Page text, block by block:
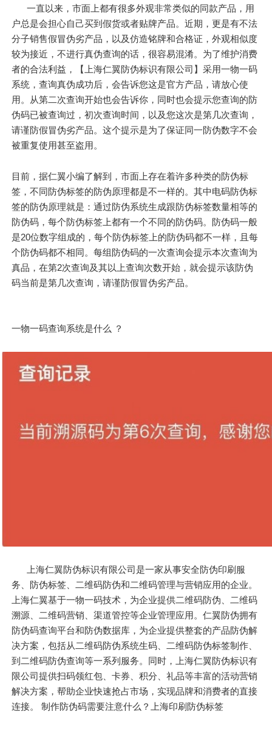
一直以来，市面上都有很多外观非常类似的同款产品，用
户总是会担心自己买到假货或者贴牌产品。近期，更是有不法
分子销售假冒伪劣产品，以及仿造铭牌和合格证，外观相似度
较为接近，不进行真伪查询的话，很容易混淆。为了维护消费
者的合法利益，【上海仁翼防伪标识有限公司】采用一物一码
系统，查询真伪成功后，会告诉您这是官方产品，请放心使
用。从第二次查询开始也会告诉你，同时也会提示您查询的防
伪码已被查询过，初次查询时间，以及您这次是第几次查询，
请谨防假冒伪劣产品。这个提示是为了保证同一防伪数字不会
被重复使用甚至盗用。
目前，据仁翼小编了解到，市面上存在着许多种类的防伪标
签，不同防伪标签的防伪原理都是不一样的。其中电码防伪标
签的防伪原理就是：通过防伪系统生成跟防伪标签数量相等的
防伪码，每个防伪标签上都有一个不同的防伪码。防伪码一般
是20位数字组成的，每个防伪标签上的防伪码都不一样，且每
个防伪码都不相同。每组防伪码的一次查询会提示本次查询为
真品，在第2次查询及其以上查询次数开始，就会提示该防伪
码当前是第几次查询，请谨防假冒伪劣产品。
一物一码查询系统是什么 ？
上海仁翼防伪标识有限公司是一家从事安全防伪印刷服
务、防伪标签、二维码防伪和二维码管理与营销应用的企业。
上海仁翼基于一物一码技术，为企业提供二维码防伪、二维码
溯源、二维码营销、渠道管控等企业管理应用。仁翼防伪拥有
防伪码查询平台和防伪数据库，为企业提供整套的产品防伪解
决方案，包括从二维码防伪系统生码、二维码防伪标签制作、
到二维码防伪查询等一系列服务。同时，上海仁翼防伪标识有
限公司提供扫码领红包、卡券、积分、礼品等丰富的活动营销
解决方案，帮助企业快速抢占市场，实现品牌和消费者的直接
连接。 制作防伪码需要注意什么？上海印刷防伪标签